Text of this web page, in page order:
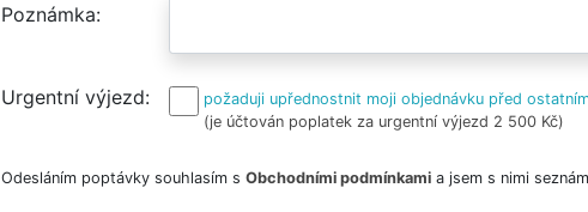
Poznámka
Urgentní výjezd
požaduji upřednostnit moji objednávku před
(je účtován poplatek za urgentní výjezd 2 500 Kč)
Odesláním poptávky souhlasím s Obchodními podmínkamia jsem s nimi